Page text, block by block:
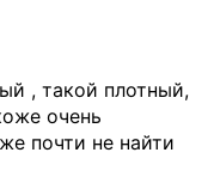
, такой плотный,
очень
почти не найти